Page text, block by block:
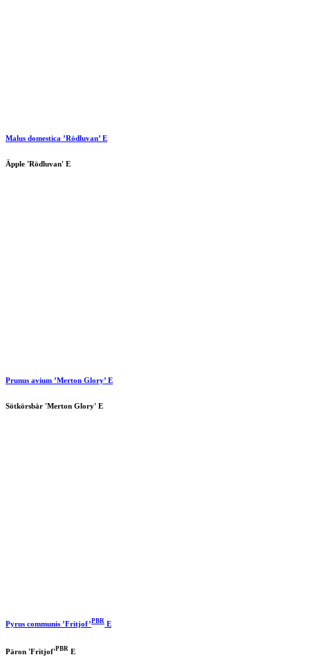
Malus domestica ’Rödluvan’ E
Äpple 'Rödluvan' E
Prunus avium ’Merton Glory’ E
Sötkörsbär 'Merton Glory' E
Pyrus communis ’Fritjof’PBR E
Päron 'Fritjof'PBR E